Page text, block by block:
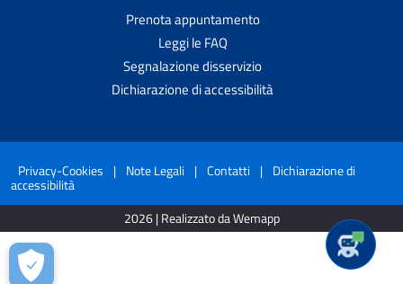
Prenota appuntamento
Leggi le FAQ
Segnalazione disservizio
Dichiarazione di accessibilità
Privacy-Cookies | Note Legali | Contatti | Dichiarazione di
accessibilità
2026 | Realizzato da Wemapp